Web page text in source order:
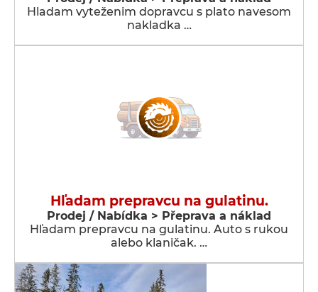
Hladam vyteženim dopravcu s plato navesom
nakladka …
Hľadam prepravcu na gulatinu.
Prodej / Nabídka > Přeprava a náklad
Hľadam prepravcu na gulatinu. Auto s rukou
alebo klaničak. …